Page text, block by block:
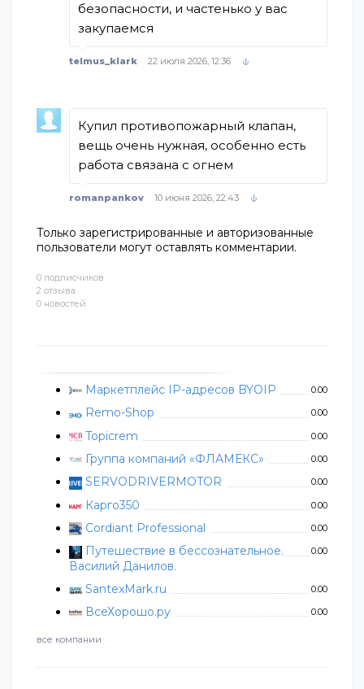
0 подписчиков
2 отзыва
0 новостей
Маркетплейс IP-адресов BYOIP 0.00
Remo-Shop 0.00
Topicrem 0.00
Группа компаний «ФЛАМЕКС» 0.00
SERVODRIVERMOTOR 0.00
Карго350 0.00
Cordiant Professional 0.00
Путешествие в бессознательное.
Василий Данилов.
0.00
SantexMark.ru 0.00
ВсеХорошо.ру 0.00
все компании
безопасности, и частенько у вас
закупаемся
telmus_klark 22 июля 2026, 12:36
Купил противопожарный клапан,
вещь очень нужная, особенно есть
работа связана с огнем
romanpankov 10 июня 2026, 22:43
Только зарегистрированные и авторизованные
пользователи могут оставлять комментарии.